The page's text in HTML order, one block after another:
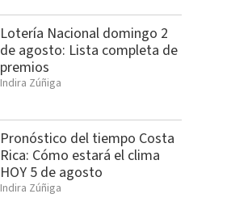
Lotería Nacional domingo 2
de agosto: Lista completa de
premios
Indira Zúñiga
Pronóstico del tiempo Costa
Rica: Cómo estará el clima
HOY 5 de agosto
Indira Zúñiga